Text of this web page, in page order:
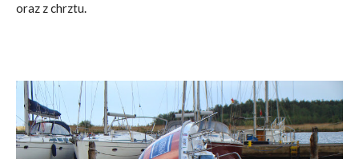
oraz z chrztu.